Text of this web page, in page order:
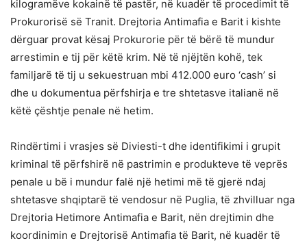
kilogramëve kokainë të pastër, në kuadër të procedimit të
Prokurorisë së Tranit. Drejtoria Antimafia e Barit i kishte
dërguar provat kësaj Prokurorie për të bërë të mundur
arrestimin e tij për këtë krim. Në të njëjtën kohë, tek
familjarë të tij u sekuestruan mbi 412.000 euro ‘cash’ si
dhe u dokumentua përfshirja e tre shtetasve italianë në
këtë çështje penale në hetim.
Rindërtimi i vrasjes së Diviesti-t dhe identifikimi i grupit
kriminal të përfshirë në pastrimin e produkteve të veprës
penale u bë i mundur falë një hetimi më të gjerë ndaj
shtetasve shqiptarë të vendosur në Puglia, të zhvilluar nga
Drejtoria Hetimore Antimafia e Barit, nën drejtimin dhe
koordinimin e Drejtorisë Antimafia të Barit, në kuadër të